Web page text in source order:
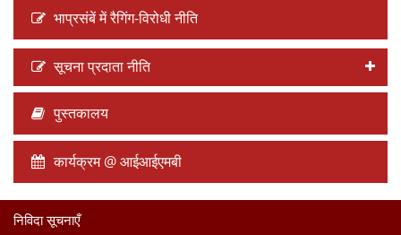
भाप्रसंबें में रैगिंग-विरोधी नीति
सूचना प्रदाता नीति
पुस्तकालय
कार्यक्रम @ आईआईएमबी
निविदा सूचनाएँ